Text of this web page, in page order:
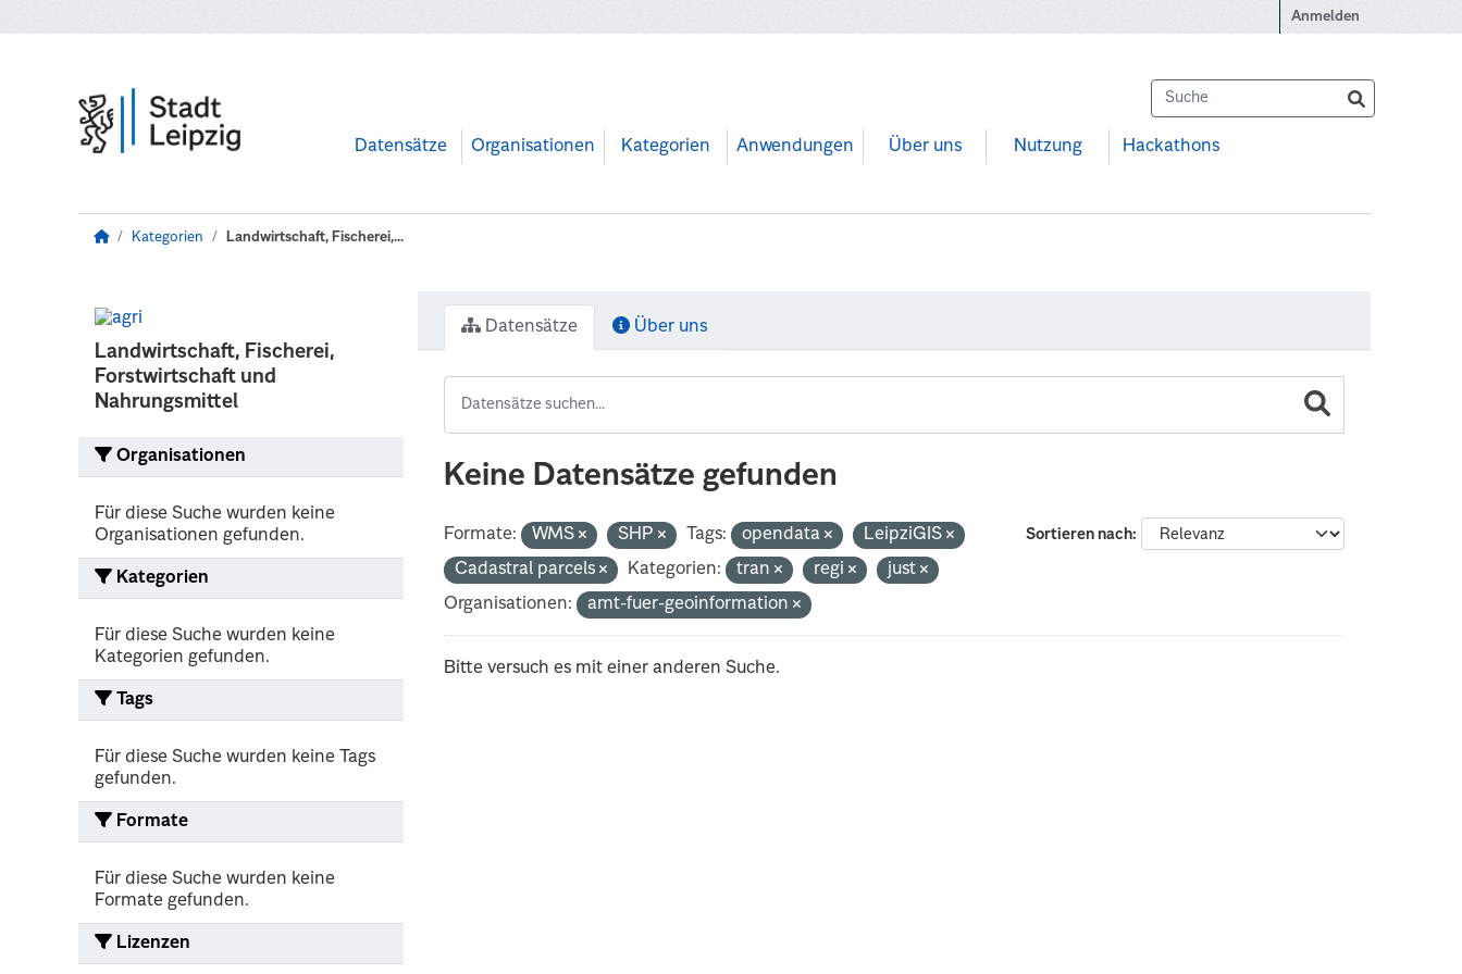
Anmelden
Datensätze Organisationen Kategorien Anwendungen Über uns Nutzung Hackathons
Kategorien Landwirtschaft, Fischerei,...
Landwirtschaft, Fischerei,
Forstwirtschaft und
Nahrungsmittel
Organisationen
Für diese Suche wurden keine
Organisationen gefunden.
Kategorien
Für diese Suche wurden keine
Kategorien gefunden.
Tags
Für diese Suche wurden keine Tags
gefunden.
Formate
Für diese Suche wurden keine
Formate gefunden.
Lizenzen
Datensätze Über uns
Keine Datensätze gefunden
Sortieren nach
Formate: WMS SHP Tags: opendata
LeipziGIS
Cadastral parcels
Kategorien: tran regi
just
Organisationen:
amt-fuer-geoinformation
Bitte versuch es mit einer anderen Suche.